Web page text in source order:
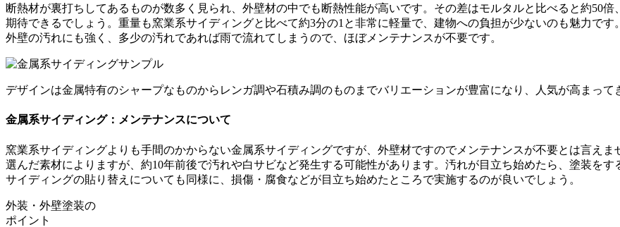
断熱材が裏打ちしてあるものが数多く見られ、外壁材の中でも断熱性能が高いです。その差はモルタルと比べると約50
期待できるでしょう。重量も窯業系サイディングと比べて約3分の1と非常に軽量で、建物への負担が少ないのも魅力です。
外壁の汚れにも強く、多少の汚れであれば雨で流れてしまうので、ほぼメンテナンスが不要です。
デザインは金属特有のシャープなものからレンガ調や石積み調のものまでバリエーションが豊富になり、人気が高まって
金属系サイディング：メンテナンスについて
窯業系サイディングよりも手間のかからない金属系サイディングですが、外壁材ですのでメンテナンスが不要とは言えま
選んだ素材によりますが、約10年前後で汚れや白サビなど発生する可能性があります。汚れが目立ち始めたら、塗装をす
サイディングの貼り替えについても同様に、損傷・腐食などが目立ち始めたところで実施するのが良いでしょう。
外装・外壁塗装の
ポイント